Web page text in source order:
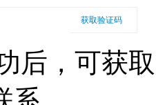
获取验证码
后，可获